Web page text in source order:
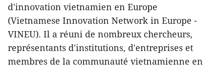
d'innovation vietnamien en Europe
(Vietnamese Innovation Network in Europe -
VINEU). Il a réuni de nombreux chercheurs,
représentants d'institutions, d'entreprises et
membres de la communauté vietnamienne en